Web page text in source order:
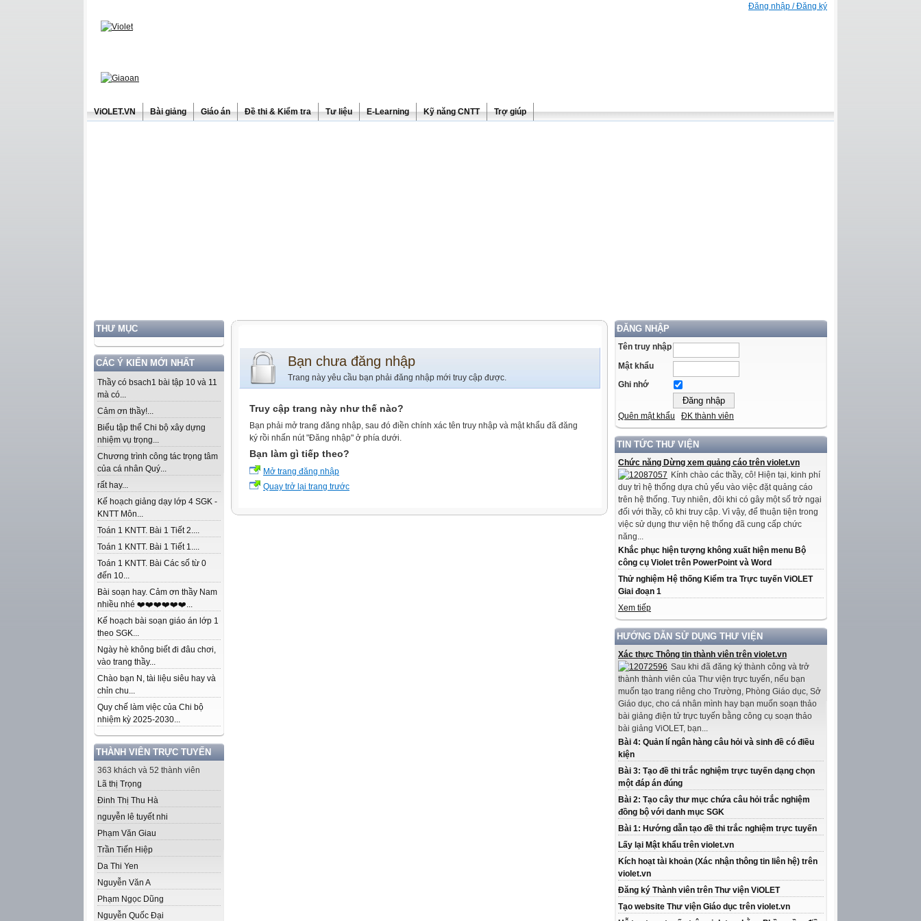
Đăng nhập / Đăng ký
ViOLET.VN Bài giảng Giáo án Đề thi & Kiểm tra Tư liệu E-Learning Kỹ năng CNTT Trợ giúp
THƯ MỤC
CÁC Ý KIẾN MỚI NHẤT
Thầy có bsach1 bài tập 10 và 11
mà có...
Cảm ơn thầy!...
Biểu tập thể Chi bộ xây dựng
nhiệm vụ trọng...
Chương trình công tác trọng tâm
của cá nhân Quý...
rất hay...
Kế hoạch giảng dạy lớp 4 SGK -
KNTT Môn...
Toán 1 KNTT. Bài 1 Tiết 2....
Toán 1 KNTT. Bài 1 Tiết 1....
Toán 1 KNTT. Bài Các số từ 0
đến 10...
Bài soạn hay. Cảm ơn thầy Nam
nhiều nhé ❤️❤️❤️❤️❤️❤️...
Kế hoạch bài soạn giáo án lớp 1
theo SGK...
Ngày hè không biết đi đâu chơi,
vào trang thầy...
Chào bạn N, tài liệu siêu hay và
chỉn chu...
Quy chế làm việc của Chi bộ
nhiệm kỳ 2025-2030...
THÀNH VIÊN TRỰC TUYẾN
363 khách và 52 thành viên
Lã thị Trọng
Đinh Thị Thu Hà
nguyễn lê tuyết nhi
Phạm Văn Giau
Trần Tiến Hiệp
Da Thi Yen
Nguyễn Văn A
Phạm Ngọc Dũng
Nguyễn Quốc Đại
ĐĂNG NHẬP
Tên truy nhập
Mật khẩu
Ghi nhớ
Quên mật khẩu ĐK thành viên
TIN TỨC THƯ VIỆN
Chức năng Dừng xem quảng cáo trên violet.vn
Kính chào các thầy, cô! Hiện tại, kinh phí
duy trì hệ thống dựa chủ yếu vào việc đặt quảng cáo
trên hệ thống. Tuy nhiên, đôi khi có gây một số trở ngại
đối với thầy, cô khi truy cập. Vì vậy, để thuận tiện trong
việc sử dụng thư viện hệ thống đã cung cấp chức
năng...
Khắc phục hiện tượng không xuất hiện menu Bộ
công cụ Violet trên PowerPoint và Word
Thử nghiệm Hệ thống Kiểm tra Trực tuyến ViOLET
Giai đoạn 1
Xem tiếp
HƯỚNG DẪN SỬ DỤNG THƯ VIỆN
Xác thực Thông tin thành viên trên violet.vn
Sau khi đã đăng ký thành công và trở
thành thành viên của Thư viện trực tuyến, nếu bạn
muốn tạo trang riêng cho Trường, Phòng Giáo dục, Sở
Giáo dục, cho cá nhân mình hay bạn muốn soạn thảo
bài giảng điện tử trực tuyến bằng công cụ soạn thảo
bài giảng ViOLET, bạn...
Bài 4: Quản lí ngân hàng câu hỏi và sinh đề có điều
kiện
Bài 3: Tạo đề thi trắc nghiệm trực tuyến dạng chọn
một đáp án đúng
Bài 2: Tạo cây thư mục chứa câu hỏi trắc nghiệm
đồng bộ với danh mục SGK
Bài 1: Hướng dẫn tạo đề thi trắc nghiệm trực tuyến
Lấy lại Mật khẩu trên violet.vn
Kích hoạt tài khoản (Xác nhận thông tin liên hệ) trên
violet.vn
Đăng ký Thành viên trên Thư viện ViOLET
Tạo website Thư viện Giáo dục trên violet.vn
Bạn chưa đăng nhập
Trang này yêu cầu bạn phải đăng nhập mới truy cập được.
Truy cập trang này như thế nào?
Bạn phải mở trang đăng nhập, sau đó điền chính xác tên truy nhập và mật khẩu đã đăng
ký rồi nhấn nút "Đăng nhập" ở phía dưới.
Bạn làm gì tiếp theo?
Mở trang đăng nhập
Quay trở lại trang trước